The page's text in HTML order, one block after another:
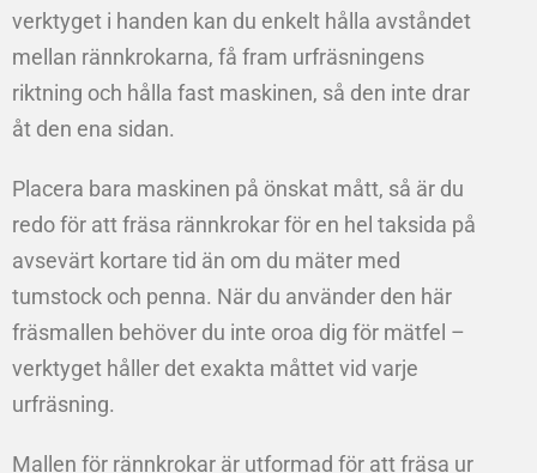
verktyget i handen kan du enkelt hålla avståndet
mellan rännkrokarna, få fram urfräsningens
riktning och hålla fast maskinen, så den inte drar
åt den ena sidan.
Placera bara maskinen på önskat mått, så är du
redo för att fräsa rännkrokar för en hel taksida på
avsevärt kortare tid än om du mäter med
tumstock och penna. När du använder den här
fräsmallen behöver du inte oroa dig för mätfel –
verktyget håller det exakta måttet vid varje
urfräsning.
Mallen för rännkrokar är utformad för att fräsa ur